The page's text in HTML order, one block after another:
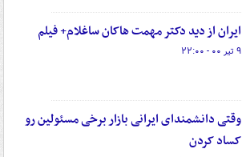
ایران از دید دکتر مهمت هاکان ساغلام+ فیلم
۹ تیر ۰۰ - ۲۲:۰۰
وقتی دانشمندای ایرانی بازار برخی مسئولین رو
کساد کردن